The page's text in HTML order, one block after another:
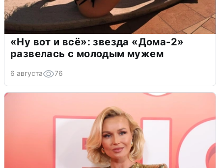
«Ну вот и всё»: звезда «Дома-2»
развелась с молодым мужем
6 августа 76